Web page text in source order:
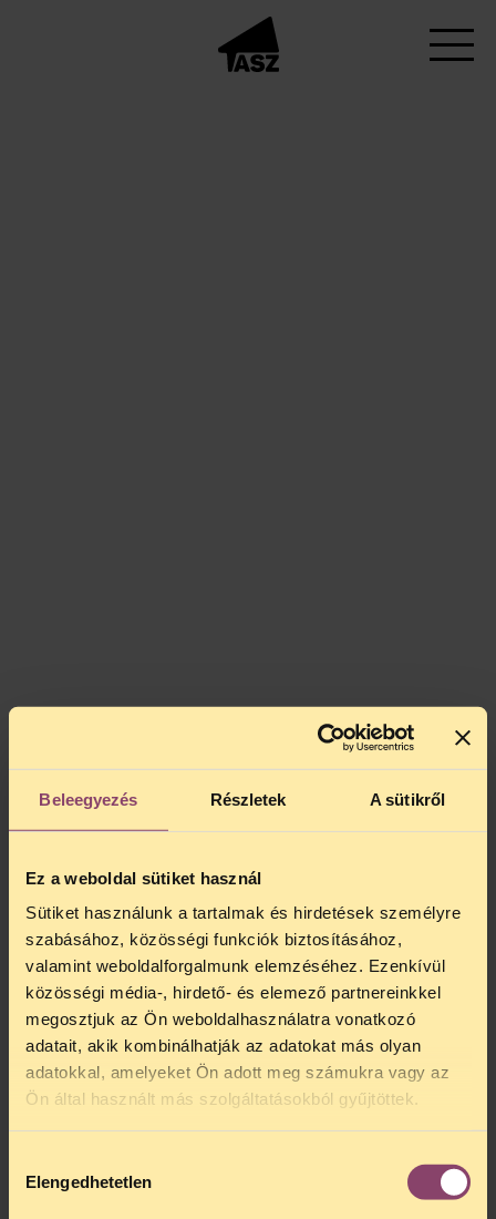
Beleegyezés Részletek A sütikről
Ez a weboldal sütiket használ
Sütiket használunk a tartalmak és hirdetések személyre
szabásához, közösségi funkciók biztosításához,
valamint weboldalforgalmunk elemzéséhez. Ezenkívül
közösségi média-, hirdető- és elemező partnereinkkel
megosztjuk az Ön weboldalhasználatra vonatkozó
adatait, akik kombinálhatják az adatokat más olyan
adatokkal, amelyeket Ön adott meg számukra vagy az
Ön által használt más szolgáltatásokból gyűjtöttek.
kiválasztása
Elengedhetetlen